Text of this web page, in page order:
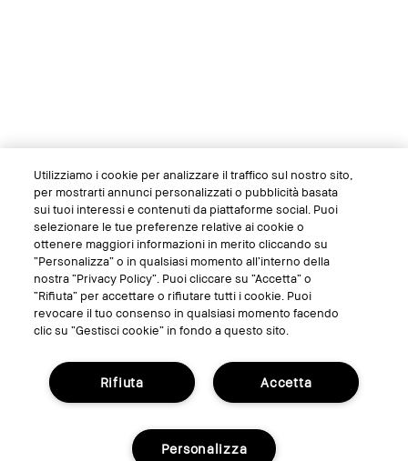
Utilizziamo i cookie per analizzare il traffico sul nostro sito,
per mostrarti annunci personalizzati o pubblicità basata
sui tuoi interessi e contenuti da piattaforme social. Puoi
selezionare le tue preferenze relative ai cookie o
ottenere maggiori informazioni in merito cliccando su
“Personalizza” o in qualsiasi momento all’interno della
nostra “Privacy Policy”. Puoi cliccare su “Accetta” o
“Rifiuta” per accettare o rifiutare tutti i cookie. Puoi
revocare il tuo consenso in qualsiasi momento facendo
clic su “Gestisci cookie” in fondo a questo sito.
Accetta
Rifiuta
Personalizza